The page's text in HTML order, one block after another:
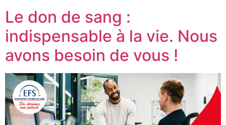
Le don de sang :
indispensable à la vie. Nous
avons besoin de vous !